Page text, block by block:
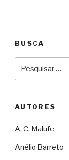
BUSCA
AUTORES
A. C. Malufe
Anélio Barreto